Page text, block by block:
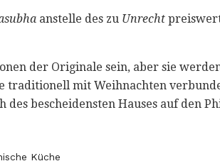
anstelle des zu Unrecht
der Originale sein, aber sie
traditionell mit Weihnachten
des bescheidensten Hauses auf den
Küche